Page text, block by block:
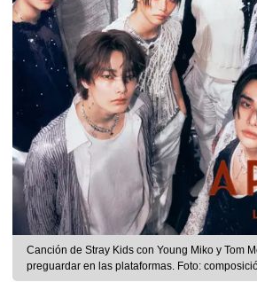
Canción de Stray Kids con Young Miko y Tom
preguardar en las plataformas. Foto: